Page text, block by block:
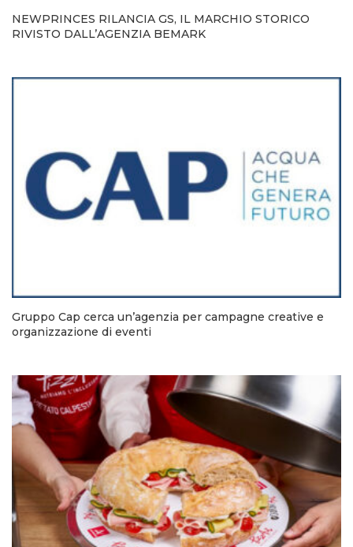
NEWPRINCES RILANCIA GS, IL MARCHIO STORICO
RIVISTO DALL’AGENZIA BEMARK
Gruppo Cap cerca un’agenzia per campagne creative e
organizzazione di eventi